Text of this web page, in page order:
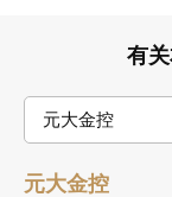
有
元大金控
元大金控